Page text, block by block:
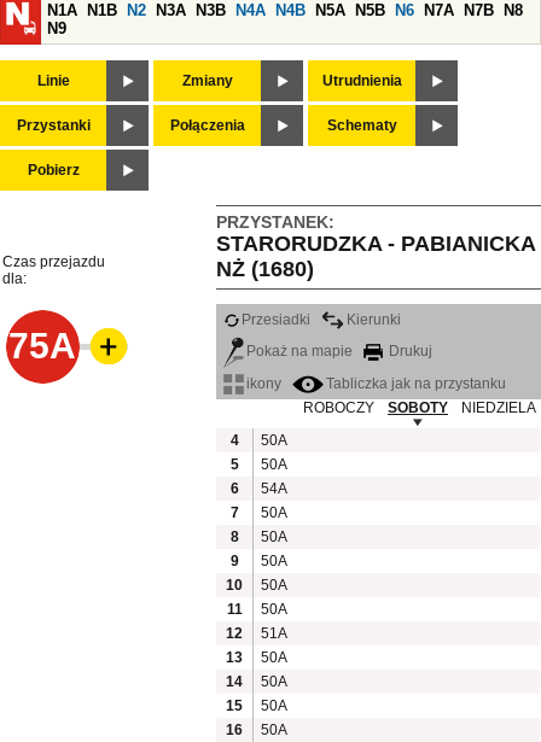
N1A
N1B N2 N3A N3B N4A N4B N5A N5B N6 N7A N7B
N8
N9
Linie Zmiany Utrudnienia
Przystanki Połączenia Schematy
Pobierz
PRZYSTANEK:
STARORUDZKA - PABIANICKA
NŻ (1680)
Czas przejazdu
dla:
75A
Przesiadki
Kierunki
Pokaż na mapie
Drukuj
ikony
Tabliczka jak na przystanku
ROBOCZY
SOBOTY
NIEDZIELA
4
50A
5
50A
6
54A
7
50A
8
50A
9
50A
10
50A
11
50A
12
51A
13
50A
14
50A
15
50A
16
50A